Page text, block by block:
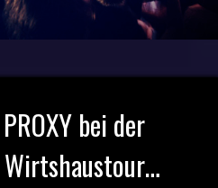
bei der